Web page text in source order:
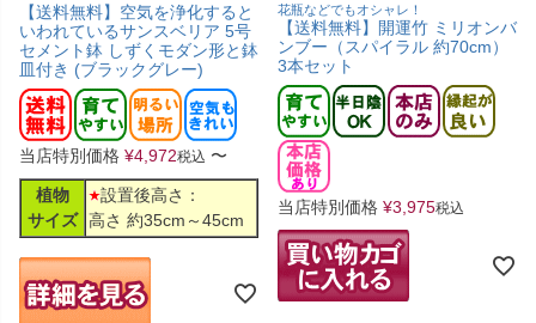
【送料無料】空気を浄化すると
いわれているサンスベリア 5号
セメント鉢 しずくモダン形と鉢
皿付き (ブラックグレー)
当店特別価格 ¥4,972税込 〜
植物
サイズ
設置後高さ：
高さ 約35cm～45cm
花瓶などでもオシャレ！
【送料無料】開運竹 ミリオンバ
ンブー（スパイラル 約70cm）
3本セット
当店特別価格 ¥3,975税込